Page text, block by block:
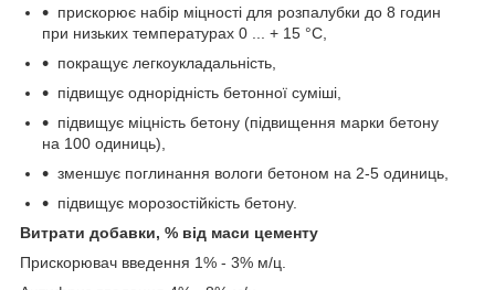
прискорює набір міцності для розпалубки до 8 годин
при низьких температурах 0 ... + 15 °С,
покращує легкоукладальність,
підвищує однорідність бетонної суміші,
підвищує міцність бетону (підвищення марки бетону
на 100 одиниць),
зменшує поглинання вологи бетоном на 2-5 одиниць,
підвищує морозостійкість бетону.
Витрати добавки, % від маси цементу
Прискорювач введення 1% - 3% м/ц.